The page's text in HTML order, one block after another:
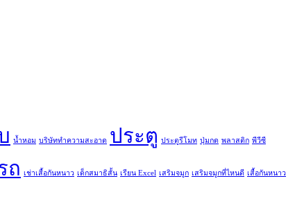
น้ำหอม บริษัททำความสะอาด ประตู ประตูรีโมท ปุ่มกด พลาสติก พีวีซี
ถ เช่าเสื้อกันหนาว เด็กสมาธิสั้น เรียน Excel เสริมจมูก เสริมจมูกที่ไหนดี เสื้อกันหนาว